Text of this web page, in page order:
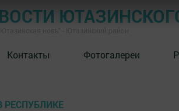
Контакты Фотогалереи
РЕСПУБЛИКЕ